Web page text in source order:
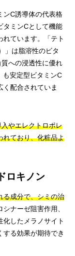
ンC誘導体の代表格
タミンCとして機能
れています。「テト
」は脂溶性のビタ
への浸透性に優れ
も安定型ビタミンC
配合されていま
やエレクトロポレ
れており、化粧品よ
ロキノン
る成分で、シミの治
シナーゼ阻害作用、
化したメラノサイト
る効果が期待でき